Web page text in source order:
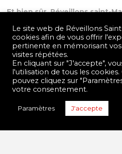
Et bien sûr, Réveillons saint-
discussion. Nous serons en
très prochainement! Alors si
grossir les rangs de notre
et faire la fête avec nous,
un message à cette adresse
reveillonssaintmalo@hotmail.fr
Vidéo du Caranaval de Saint-Malo
Le site web de Réveillons
cookies afin de vous offrir
pertinente en mémorisant
visites répétées.
En cliquant sur "J'accepte",
l'utilisation de tous les
pouvez cliquez sur
votre consentement.
Paramètres J'accepte